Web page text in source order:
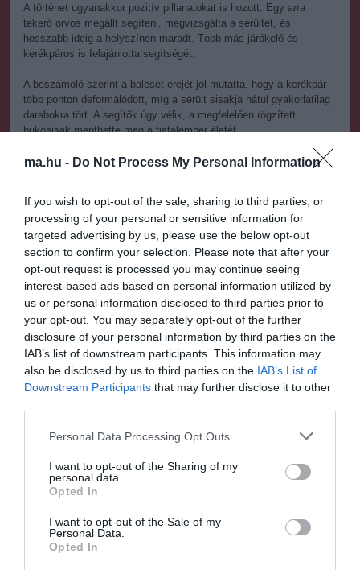
ma.hu - Do Not Process My Personal Information
If you wish to opt-out of the sale, sharing to third parties, or
processing of your personal or sensitive information for
targeted advertising by us, please use the below opt-out
section to confirm your selection. Please note that after your
opt-out request is processed you may continue seeing
interest-based ads based on personal information utilized by
us or personal information disclosed to third parties prior to
your opt-out. You may separately opt-out of the further
disclosure of your personal information by third parties on the
IAB’s list of downstream participants. This information may
also be disclosed by us to third parties on the IAB’s List of
Downstream Participants that may further disclose it to other
Please note that this website/app uses one or more Google
not limited to your visit or usage behaviour. You may click to
grant or deny consent to Google and its third-party tags to
use your data for below specified purposes in below Google
consent section.
Personal Data Processing Opt Outs
I want to opt-out of the Sharing of my
personal data.
Opted In
I want to opt-out of the Sale of my
Personal Data.
Opted In
A történet ugyanakkor pozitív pillanatokat is hozott. Egy arra
tekerő orvos megállt segíteni, megvizsgálta a sérültet, és
hosszabb ideig a helyszínen maradt. Több más járókelő és
kerékpáros is felajánlotta segítségét.
A beszámoló szerint a baleset erejét jól mutatta, hogy a kerékpár
több ponton deformálódott, míg a sérült sisakja hátul gyakorlatilag
darabokra tört. A segítők úgy vélik, a megfelelően rögzített
bukósisak menthette meg a fiatalember életét.
Az eset után hosszú figyelmeztetést fogalmaztak meg a
viselkedő sporttársakra, és zsúfolt hétvégi kerékpárutakon
lassabban, körültekintőbben közlekedjenek.
Külön kiemelték azt is, hogy fejsérülés gyanúja esetén minden
esetben mentőt kell hívni, mert a sérült állapota akár percek alatt
is súlyosra fordulhat.
A történet végén megnyugtató hír érkezett: a fiatal bringás
édesapja később jelezte, hogy fia a körülményekhez képest jól
van.
A szemtanúk szerint az eset legfontosabb tanulsága egyszerű: a
teljesítmény, a sebesség és az alkalmazások eredményei soha